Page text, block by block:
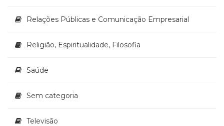
Relações Públicas e Comunicação Empresarial
Religião, Espiritualidade, Filosofia
Saúde
Sem categoria
Televisão